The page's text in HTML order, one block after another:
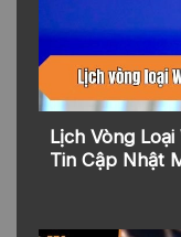
Lịch Vòng
Tin Cập Nhật